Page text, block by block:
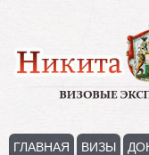
ГЛАВНАЯ ВИЗЫ